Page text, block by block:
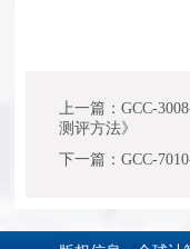
上一篇：GCC-
测评方法》